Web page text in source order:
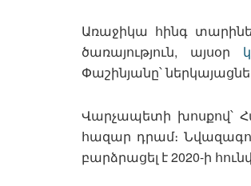
Առաջիկա հինգ
ծառայություն, այսօր
Փաշինյանը՝
Վարչապետի խոսքով՝
հազար դրամ։
բարձրացել է 2020-ի